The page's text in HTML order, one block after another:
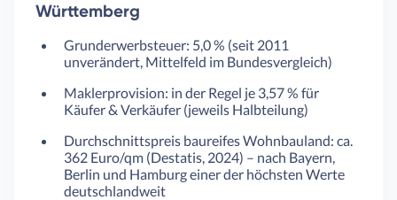
Württemberg
Grunderwerbsteuer: 5,0 % (seit 2011
unverändert, Mittelfeld im Bundesvergleich)
Maklerprovision: in der Regel je 3,57 % für
Käufer & Verkäufer (jeweils Halbteilung)
Durchschnittspreis baureifes Wohnbauland: ca.
362 Euro/qm (Destatis, 2024) – nach Bayern,
Berlin und Hamburg einer der höchsten Werte
deutschlandweit